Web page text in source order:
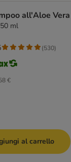
all'Aloe Vera
ml
€
(530)
al carrello